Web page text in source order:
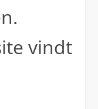
vindt